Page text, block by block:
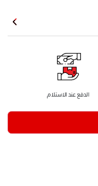
الدفع عند الاستلام